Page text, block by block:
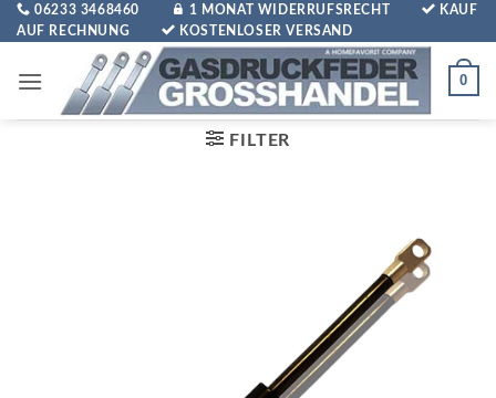
Zum
Inhalt
06233 3468460 1 MONAT WIDERRUFSRECHT
KAUF
AUF RECHNUNG
KOSTENLOSER VERSAND
0
FILTER